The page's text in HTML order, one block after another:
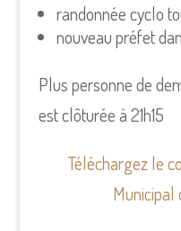
randonnée cyclo
nouveau préfet
Plus personne de
est clôturée à 21h15
Téléchargez le
Municipal